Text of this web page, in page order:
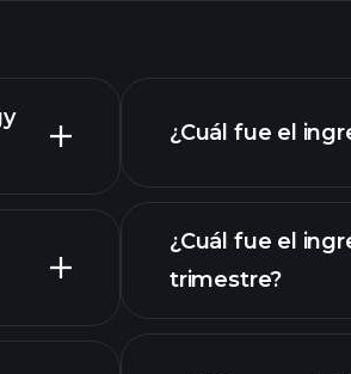
¿Cuál fue el
¿Cuál fue el
trimestre?